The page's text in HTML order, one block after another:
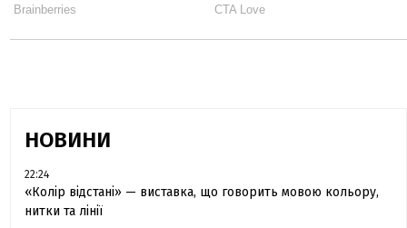
НОВИНИ
22:24
«Колір відстані» — виставка, що говорить мовою кольору,
нитки та лінії